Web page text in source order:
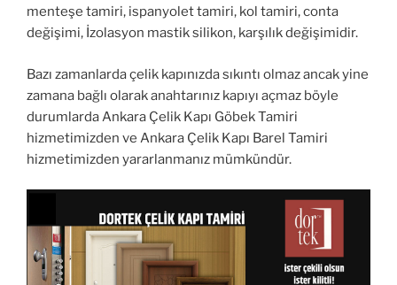
menteşe tamiri, ispanyolet tamiri, kol tamiri, conta
değişimi, İzolasyon mastik silikon, karşılık değişimidir.
Bazı zamanlarda çelik kapınızda sıkıntı olmaz ancak yine
zamana bağlı olarak anahtarınız kapıyı açmaz böyle
durumlarda Ankara Çelik Kapı Göbek Tamiri
hizmetimizden ve Ankara Çelik Kapı Barel Tamiri
hizmetimizden yararlanmanız mümkündür.